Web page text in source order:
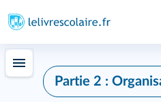
Partie 2 :